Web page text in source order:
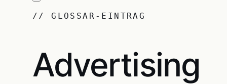
// GLOSSAR-EINTRAG
Advertising